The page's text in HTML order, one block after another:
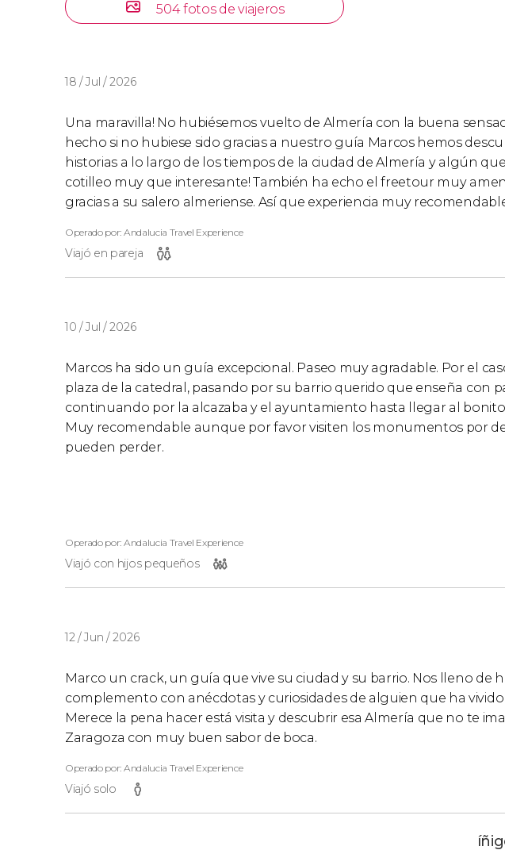
504 fotos de viajeros
18 / Jul / 2026
Una maravilla! No hubiésemos vuelto de Almería con la buena
hecho si no hubiese sido gracias a nuestro guía Marcos hemos
historias a lo largo de los tiempos de la ciudad de Almería y algún
cotilleo muy que interesante! También ha echo el freetour muy
gracias a su salero almeriense. Así que experiencia muy
Operado por: Andalucia Travel Experience
Viajó en pareja
10 / Jul / 2026
Marcos ha sido un guía excepcional. Paseo muy agradable. Por el
plaza de la catedral, pasando por su barrio querido que enseña con
continuando por la alcazaba y el ayuntamiento hasta llegar al
Muy recomendable aunque por favor visiten los monumentos por
pueden perder.
Operado por: Andalucia Travel Experience
Viajó con hijos pequeños
12 / Jun / 2026
Marco un crack, un guía que vive su ciudad y su barrio. Nos lleno de
complemento con anécdotas y curiosidades de alguien que ha vivido
Merece la pena hacer está visita y descubrir esa Almería que no te
Zaragoza con muy buen sabor de boca.
Operado por: Andalucia Travel Experience
Viajó solo